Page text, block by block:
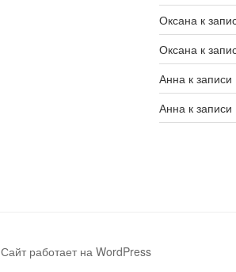
Оксанак
Оксанак
Аннак записи
Аннак записи
Сайт работает на WordPress